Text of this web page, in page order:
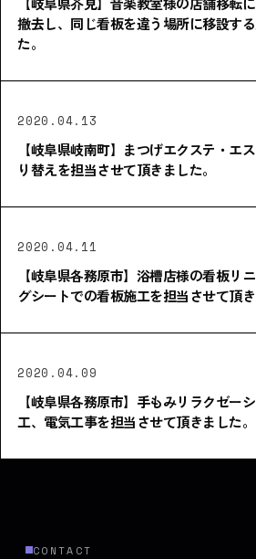
撤去し、同じ看板を違う場所に移設す
た。
2020.04.13
【岐阜県岐南町】まつげエクステ・エ
り替えを担当させて頂きました。
2020.04.11
【岐阜県各務原市】浴槽店様の看板リ
グシートでの看板施工を担当させて頂き
2020.04.09
【岐阜県各務原市】手もみリラクゼー
工、電気工事を担当させて頂きました。
CONTACT